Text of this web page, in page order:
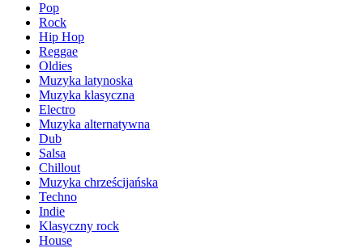
Pop
Rock
Hip Hop
Reggae
Oldies
Muzyka latynoska
Muzyka klasyczna
Electro
Muzyka alternatywna
Dub
Salsa
Chillout
Muzyka chrześcijańska
Techno
Indie
Klasyczny rock
House